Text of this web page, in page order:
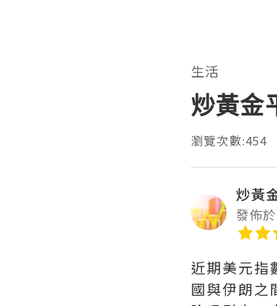
生活
炒黃金
瀏覽次數:454
炒黃
發佈
近期美元指
國與伊朗之